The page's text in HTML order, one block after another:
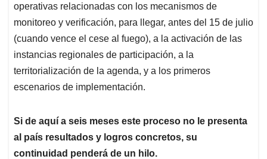
operativas relacionadas con los mecanismos de
monitoreo y verificación, para llegar, antes del 15 de julio
(cuando vence el cese al fuego), a la activación de las
instancias regionales de participación, a la
territorialización de la agenda, y a los primeros
escenarios de implementación.
Si de aquí a seis meses este proceso no le presenta
al país resultados y logros concretos, su
continuidad penderá de un hilo.